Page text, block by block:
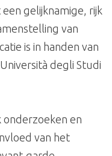
gelijknamige, rijk
van
is in handen van
degli Studi
en
van het